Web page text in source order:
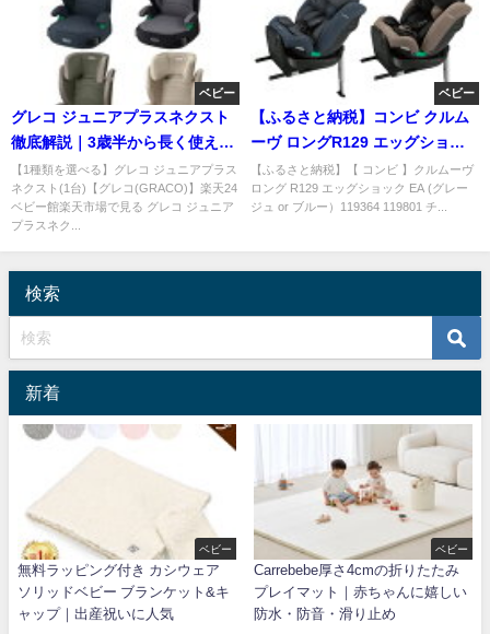
ベビー
グレコ ジュニアプラスネクスト
徹底解説｜3歳半から長く使える
軽量ジュニアシート
【1種類を選べる】グレコ ジュニアプラス
ネクスト(1台)【グレコ(GRACO)】楽天24
ベビー館楽天市場で見る グレコ ジュニア
プラスネク...
ベビー
【ふるさと納税】コンビ クルム
ーヴ ロングR129 エッグショッ
クEA｜新生児から10才頃まで使
える
【ふるさと納税】【 コンビ 】クルムーヴ
ロング R129 エッグショック EA (グレー
ジュ or ブルー）119364 119801 チ...
検索
新着
ベビー
無料ラッピング付き カシウェア
ソリッドベビー ブランケット&キ
ャップ｜出産祝いに人気
ベビー
Carrebebe厚さ4cmの折りたたみ
プレイマット｜赤ちゃんに嬉しい
防水・防音・滑り止め